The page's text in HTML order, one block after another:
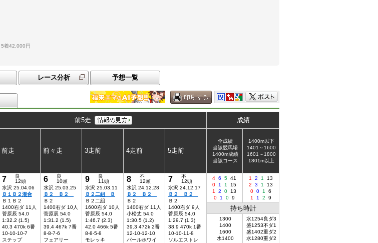
5着42,000円
レース分析 予想一覧
前5走 成績
前走 前々走 3走前 4走前 5走前
全成績
当該競馬場
1400m成績
当該コース
1400m以下
1401～1600
1601～1800
1801m以上
7
良
12頭
水沢 25.04.06
Ｂ１Ｂ２混合
Ｂ１Ｂ２
1400右ダ 11人
菅原辰 54.0
1:32.2 (1.5)
40.3 470k 6番
10-10-10-7
ステップ
6
良
10頭
水沢 25.03.25
Ｂ２ Ｂ２
Ｂ２
1400右ダ 10人
菅原辰 54.0
1:31.2 (1.5)
39.4 467k 7番
8-8-7-6
フェアリー
9
良
11頭
水沢 25.03.11
Ｂ２二組 Ｂ
Ｂ２二組
1600右ダ 10人
菅原辰 54.0
1:46.7 (2.3)
42.0 466k 5番
8-8-5-8
モレッキ
8
不
12頭
水沢 24.12.28
Ｂ２ Ｂ２
Ｂ２
1400右ダ 11人
小松丈 54.0
1:30.5 (1.2)
39.3 472k 2番
12-10-12-10
パールホワイ
7
不
12頭
水沢 24.12.17
Ｂ２ Ｂ２
Ｂ２
1400右ダ 9人
菅原辰 54.0
1:29.7 (1.3)
38.9 470k 1番
10-10-11-8
ソルエストレ
4 6 5 41
0
1 1
15
1
2 0
13
0
1 0 9
1 2 1
13
2
3 1
13
0 0 1
6
1
1 2 9
持ち時計
1300
1400
1600
水1400
水1254良ダ3
盛1253不ダ1
盛1402重ダ2
水1280重ダ2